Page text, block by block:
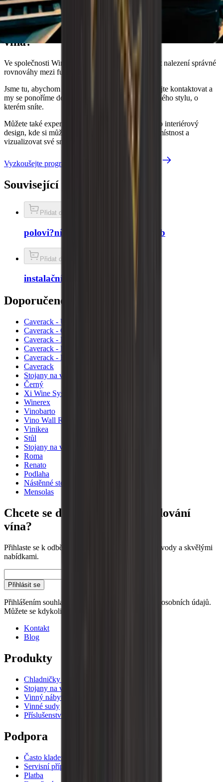
Doporučení Wineandbarrels
Sníte o dokonalém řešení pro skladování
vína?
Ve společnosti Wineandbarrels chápeme důležitost nalezení správné
rovnováhy mezi funkčností a estetikou.
Jsme tu, abychom vám pomohli, takže nás neváhejte kontaktovat a
my se ponoříme do vašich přání, potřeb a jedinečného stylu, o
kterém sníte.
Můžete také experimentovat s naším nástrojem pro interiérový
design, kde si můžete vyzdobit vlastní vinařskou místnost a
vizualizovat své sny.
Vyzkoušejte program kreslení
Související příslušenství
Přidat do košíku
polovi?ní zadní deska - Uzený dub
Přidat do košíku
instalační šrouby
Doporučené kategorie
Caverack - Uzený dub
Caverack - Černá
Caverack - Pálená borovice
Caverack - Dub
Caverack - Borovice
Caverack
Stojany na víno
Černý
Xi Wine Systems
Winerex
Vinobarto
Vino Wall Rack
Vinikea
Stůl
Stojany na víno Pupitre
Roma
Renato
Podlaha
Nástěnné stojany na víno
Mensolas
Chcete se dozvědět více o skladování
vína?
Přihlaste se k odběru našeho newsletteru s tipy, návody a skvělými
nabídkami.
Přihlásit se
Přihlášením souhlasíte s našimi zásadami ochrany osobních údajů.
Můžete se kdykoli odhlásit.
Kontakt
Blog
Produkty
Chladničky na víno
Stojany na víno
Vinný nábytek
Vinné sudy
Příslušenství k vínu
Podpora
Často kladené otázky
Servisní případ
Platba